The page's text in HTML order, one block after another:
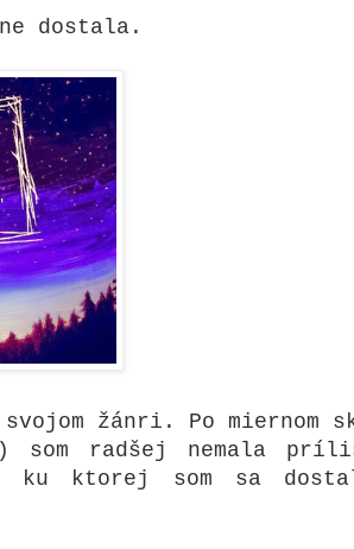
dostala.
žánri. Po miernom
radšej nemala
ku ktorej som sa